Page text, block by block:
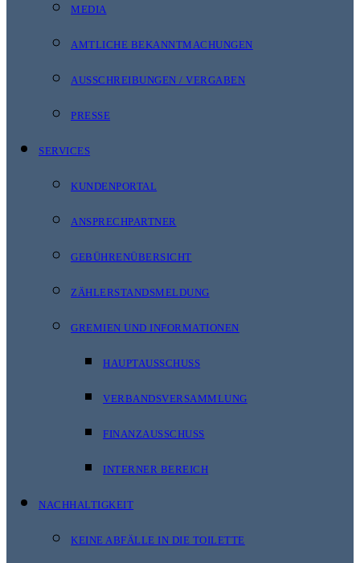
MEDIA
AMTLICHE BEKANNTMACHUNGEN
AUSSCHREIBUNGEN / VERGABEN
PRESSE
SERVICES
KUNDENPORTAL
ANSPRECHPARTNER
GEBÜHRENÜBERSICHT
ZÄHLERSTANDSMELDUNG
GREMIEN UND INFORMATIONEN
HAUPTAUSSCHUSS
VERBANDSVERSAMMLUNG
FINANZAUSSCHUSS
INTERNER BEREICH
NACHHALTIGKEIT
KEINE ABFÄLLE IN DIE TOILETTE